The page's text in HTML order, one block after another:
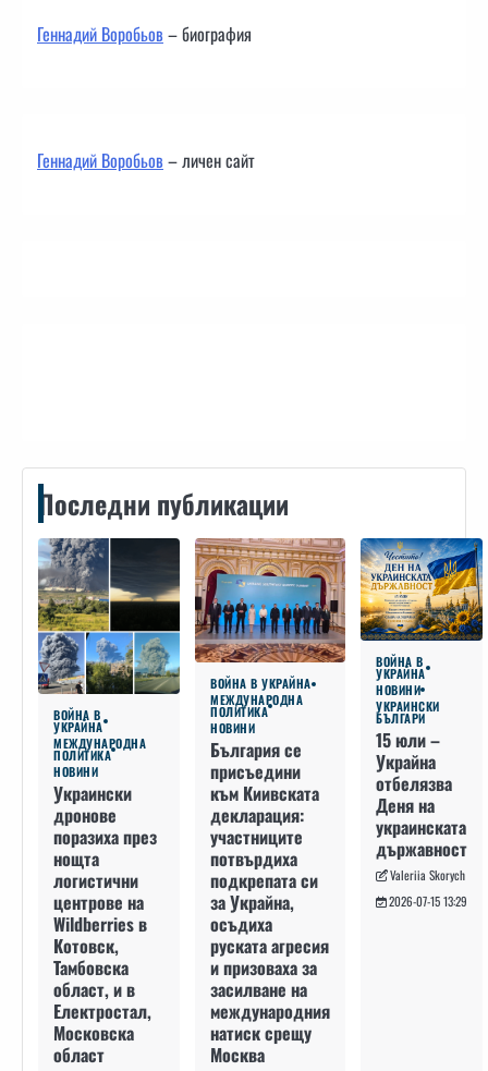
Геннадий Воробьов– биография
Геннадий Воробьов– личен сайт
Последни публикации
ВОЙНА В
УКРАЙНА
МЕЖДУНАРОДНА
ПОЛИТИКА
НОВИНИ
Украински
дронове
поразиха през
нощта
логистични
центрове на
Wildberries в
Котовск,
Тамбовска
област, и в
Електростал,
Московска
област
ВОЙНА В УКРАЙНА
МЕЖДУНАРОДНА
ПОЛИТИКА
НОВИНИ
България се
присъедини
към Киивската
декларация:
участниците
потвърдиха
подкрепата си
за Украйна,
осъдиха
руската агресия
и призоваха за
засилване на
международния
натиск срещу
Москва
ВОЙНА В
УКРАЙНА
НОВИНИ
УКРАИНСКИ
БЪЛГАРИ
15 юли –
Украйна
отбелязва
Деня на
украинската
държавност
Valeriia Skorych
2026-07-15 13:29